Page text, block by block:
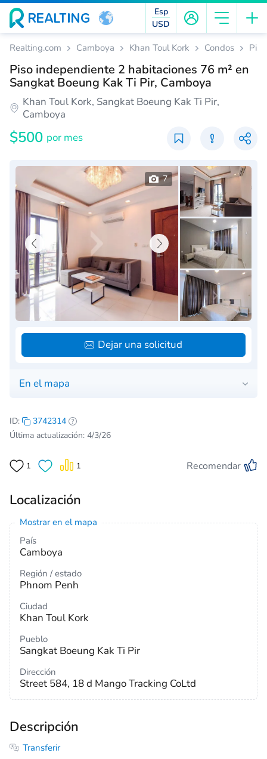
Esp
USD
Realting.com Camboya Khan Toul Kork Condos
Piso independiente 2 habitaciones 76 m² en
Sangkat Boeung Kak Ti Pir, Camboya
Khan Toul Kork, Sangkat Boeung Kak Ti Pir,
Camboya
$500 por mes
En el mapa
7
Dejar una solicitud
ID:
3742314
Última actualización: 4/3/26
1 1 Recomendar
Localización
Mostrar en el mapa
País
Camboya
Región / estado
Phnom Penh
Ciudad
Khan Toul Kork
Pueblo
Sangkat Boeung Kak Ti Pir
Dirección
Street 584, 18 d Mango Tracking CoLtd
Descripción
Transferir